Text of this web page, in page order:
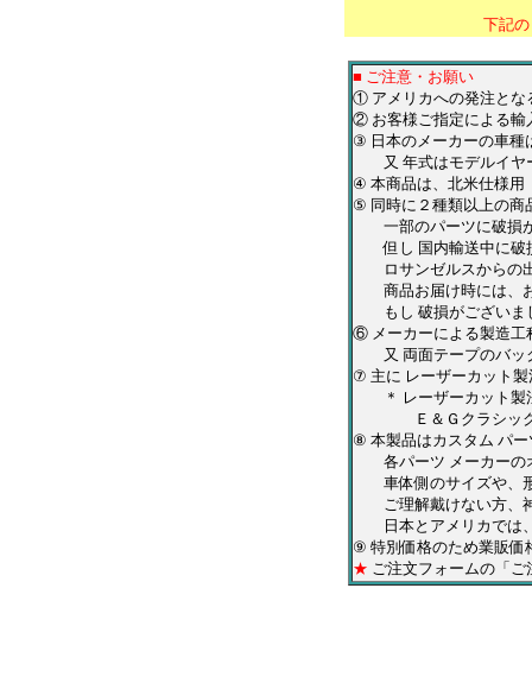
下記
■ ご注意・お願い
① アメリカへの発注とな
② お客様ご指定による輸
③ 日本のメーカーの車種
又 年式はモデルイヤ
④ 本商品は、北米仕様用
⑤ 同時に２種類以上の商
一部のパーツに破損が
但し 国内輸送中に破
ロサンゼルスからの出
商品お届け時には、お
もし 破損がございまし
⑥ メーカーによる製造工
又 両面テープのバッ
⑦ 主に レーザーカット
＊ レーザーカット製法
Ｅ＆Ｇクラシックス
⑧ 本製品はカスタム パ
各パーツ メーカーのオ
車体側のサイズや、形
ご理解戴けない方、神
日本とアメリカでは、
⑨ 特別価格のため業販価
★ ご注文フォームの「